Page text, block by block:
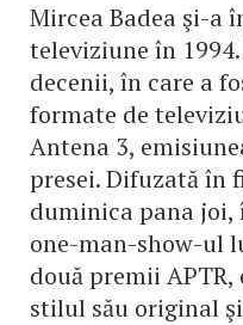
Mircea Badea şi-a
televiziune în
decenii, în care a
formate de
Antena 3,
presei. Difuzată în
duminica pana joi,
one-man-show-ul
două premii
stilul său original